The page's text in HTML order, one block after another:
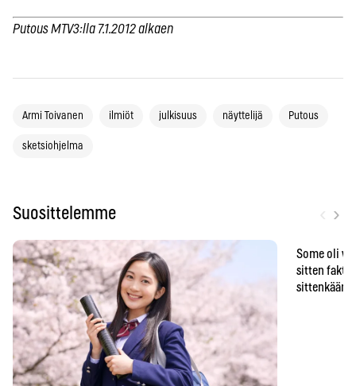
Putous MTV3:lla 7.1.2012 alkaen
Armi Toivanen ilmiöt julkisuus näyttelijä Putous
sketsiohjelma
Suosittelemme ›
Some oli
sitten
sittenkään